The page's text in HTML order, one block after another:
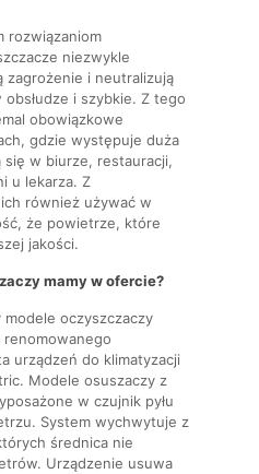
rozwiązaniom
niezwykle
i neutralizują
obsłudze i szybkie. Z tego
obowiązkowe
gdzie występuje duża
się w biurze, restauracji,
u lekarza. Z
również używać w
że powietrze, które
jakości.
mamy w ofercie?
oczyszczaczy
urządzeń do klimatyzacji
Modele osuszaczy z
w czujnik pyłu
System wychwytuje z
średnica nie
Urządzenie usuwa